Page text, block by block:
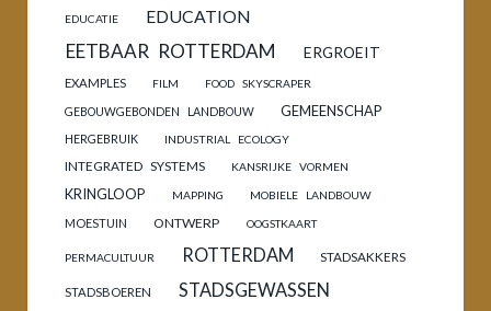
EDUCATIE EDUCATION
EETBAAR ROTTERDAM ERGROEIT
EXAMPLES FILM FOOD SKYSCRAPER
GEBOUWGEBONDEN LANDBOUW GEMEENSCHAP
HERGEBRUIK INDUSTRIAL ECOLOGY
INTEGRATED SYSTEMS KANSRIJKE VORMEN
KRINGLOOP MAPPING MOBIELE LANDBOUW
MOESTUIN ONTWERP OOGSTKAART
PERMACULTUUR ROTTERDAM STADSAKKERS
STADSBOEREN STADSGEWASSEN